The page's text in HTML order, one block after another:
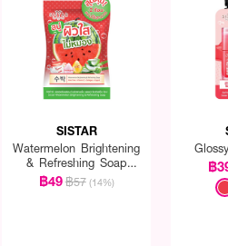
SISTAR
Watermelon Brightening
& Refreshing Soap
30g*2pcs.
฿49฿57 (14%)
฿